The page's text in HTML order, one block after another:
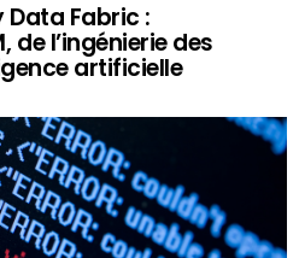
Data Fabric :
de l’ingénierie des
artificielle